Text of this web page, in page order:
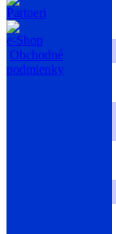
Partneri
e-Shop
Obchodné
podmienky